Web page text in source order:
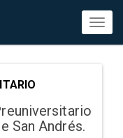
San Andrés.